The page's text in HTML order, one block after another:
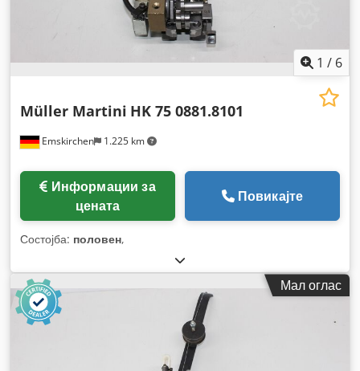
1 / 6
Emskirchen 1.225 km
Müller Martini HK 75 0881.8101
цената
Повикајте
Состојба: половен,
Мал оглас